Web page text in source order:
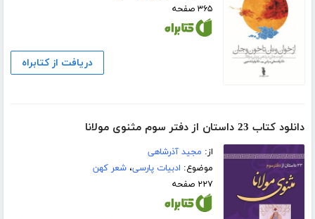
۳۶۵ صفحه
دریافت از کتابراه
دانلود کتاب 23 داستان از دفتر سوم مثنوی مولانا
از: مجید آذرشاهی
موضوع: ادبیات پارسی،شعر کهن
۲۲۷ صفحه